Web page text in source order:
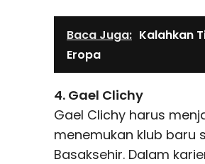
Baca Juga: Kalahkan
Eropa
4. Gael Clichy
Gael Clichy harus
menemukan klub baru
Basaksehir. Dalam